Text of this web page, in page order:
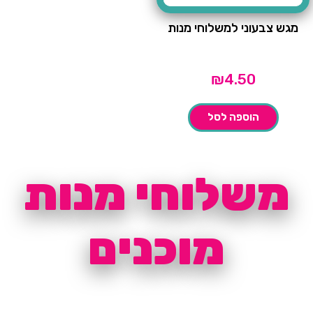
מגש צבעוני למשלוחי מנות
₪4.50
הוספה לסל
משלוחי מנות
מוכנים